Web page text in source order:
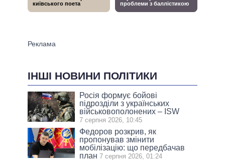
ІНШІ НОВИНИ ПОЛІТИКИ
Росія формує бойові
підрозділи з українських
військовополонених – ISW
7 серпня 2026, 10:45
Федоров розкрив, як
пропонував змінити
мобілізацію: що передбачав
план 7 серпня 2026, 01:24